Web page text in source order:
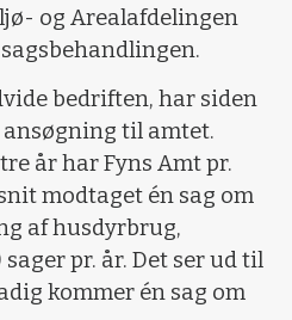
og Arealafdelingen
bedriften, har siden
ansøgning til amtet.
år har Fyns Amt pr.
modtaget én sag om
af husdyrbrug,
pr. år. Det ser ud til
kommer én sag om